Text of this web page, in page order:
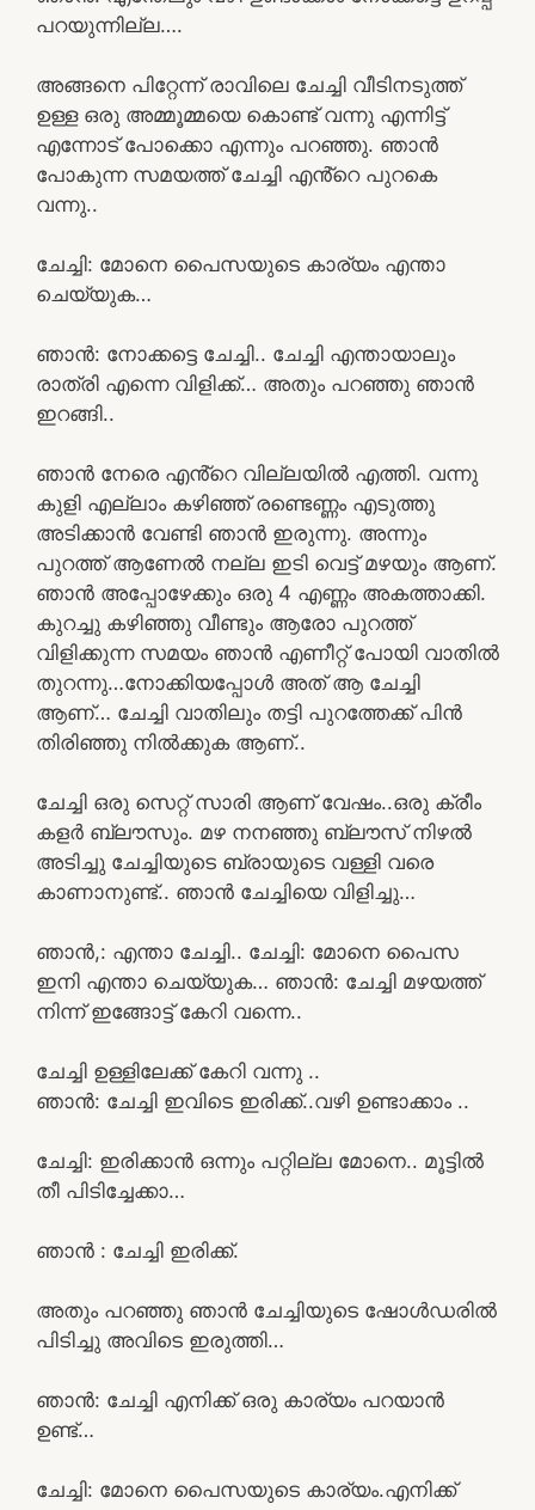
പറയുന്നില്ല….
അങ്ങനെ പിറ്റേന്ന് രാവിലെ ചേച്ചി വീടിനടുത്ത്
ഉള്ള ഒരു അമ്മൂമ്മയെ കൊണ്ട് വന്നു എന്നിട്ട്
എന്നോട് പോക്കൊ എന്നും പറഞ്ഞു. ഞാൻ
പോകുന്ന സമയത്ത് ചേച്ചി എൻ്റെ പുറകെ
വന്നു..
ചേച്ചി: മോനെ പൈസയുടെ കാര്യം എന്താ
ചെയ്യുക…
ഞാൻ: നോക്കട്ടെ ചേച്ചി.. ചേച്ചി എന്തായാലും
രാത്രി എന്നെ വിളിക്ക്… അതും പറഞ്ഞു ഞാൻ
ഇറങ്ങി..
ഞാൻ നേരെ എൻ്റെ വില്ലയിൽ എത്തി. വന്നു
കുളി എല്ലാം കഴിഞ്ഞ് രണ്ടെണ്ണം എടുത്തു
അടിക്കാൻ വേണ്ടി ഞാൻ ഇരുന്നു. അന്നും
പുറത്ത് ആണേൽ നല്ല ഇടി വെട്ട് മഴയും ആണ്.
ഞാൻ അപ്പോഴേക്കും ഒരു 4 എണ്ണം അകത്താക്കി.
കുറച്ചു കഴിഞ്ഞു വീണ്ടും ആരോ പുറത്ത്
വിളിക്കുന്ന സമയം ഞാൻ എണീറ്റ് പോയി വാതിൽ
തുറന്നു…നോക്കിയപ്പോൾ അത് ആ ചേച്ചി
ആണ്… ചേച്ചി വാതിലും തട്ടി പുറത്തേക്ക് പിൻ
തിരിഞ്ഞു നിൽക്കുക ആണ്..
ചേച്ചി ഒരു സെറ്റ് സാരി ആണ് വേഷം..ഒരു ക്രീം
കളർ ബ്ലൗസും. മഴ നനഞ്ഞു ബ്ലൗസ് നിഴൽ
അടിച്ചു ചേച്ചിയുടെ ബ്രായുടെ വള്ളി വരെ
കാണാനുണ്ട്.. ഞാൻ ചേച്ചിയെ വിളിച്ചു…
ഞാൻ,: എന്താ ചേച്ചി.. ചേച്ചി: മോനെ പൈസ
ഇനി എന്താ ചെയ്യുക… ഞാൻ: ചേച്ചി മഴയത്ത്
നിന്ന് ഇങ്ങോട്ട് കേറി വന്നെ..
ചേച്ചി ഉള്ളിലേക്ക് കേറി വന്നു ..
ഞാൻ: ചേച്ചി ഇവിടെ ഇരിക്ക്..വഴി ഉണ്ടാക്കാം ..
ചേച്ചി: ഇരിക്കാൻ ഒന്നും പറ്റില്ല മോനെ.. മൂട്ടിൽ
തീ പിടിച്ചേക്കാ…
ഞാൻ : ചേച്ചി ഇരിക്ക്.
അതും പറഞ്ഞു ഞാൻ ചേച്ചിയുടെ ഷോൾഡരിൽ
പിടിച്ചു അവിടെ ഇരുത്തി…
ഞാൻ: ചേച്ചി എനിക്ക് ഒരു കാര്യം പറയാൻ
ഉണ്ട്…
ചേച്ചി: മോനെ പൈസയുടെ കാര്യം.എനിക്ക്